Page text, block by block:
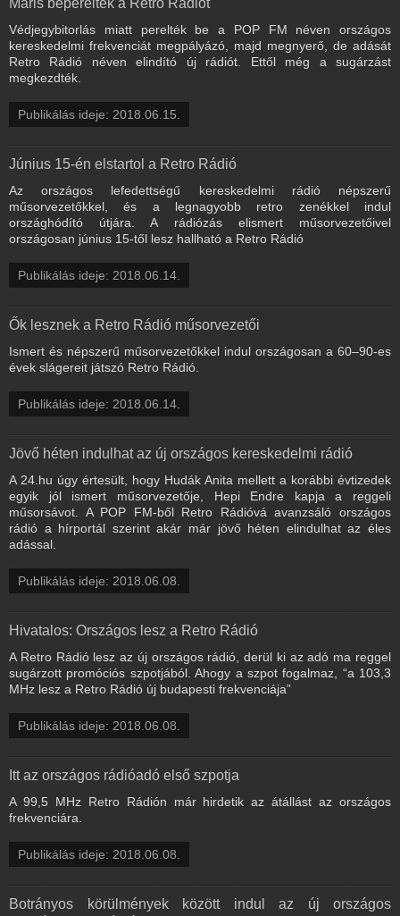
Védjegybitorlás miatt perelték be a POP FM néven országos
kereskedelmi frekvenciát megpályázó, majd megnyerő, de adását
Retro Rádió néven elindító új rádiót. Ettől még a sugárzást
megkezdték.
Publikálás ideje: 2018.06.15.
Június 15-én elstartol a Retro Rádió
Az országos lefedettségű kereskedelmi rádió népszerű
műsorvezetőkkel, és a legnagyobb retro zenékkel indul
országhódító útjára. A rádiózás elismert műsorvezetőivel
országosan június 15-től lesz hallható a Retro Rádió
Publikálás ideje: 2018.06.14.
Ők lesznek a Retro Rádió műsorvezetői
Ismert és népszerű műsorvezetőkkel indul országosan a 60–90-es
évek slágereit játszó Retro Rádió.
Publikálás ideje: 2018.06.14.
Jövő héten indulhat az új országos kereskedelmi rádió
A 24.hu úgy értesült, hogy Hudák Anita mellett a korábbi évtizedek
egyik jól ismert műsorvezetője, Hepi Endre kapja a reggeli
műsorsávot. A POP FM-ből Retro Rádióvá avanzsáló országos
rádió a hírportál szerint akár már jövő héten elindulhat az éles
adással.
Publikálás ideje: 2018.06.08.
Hivatalos: Országos lesz a Retro Rádió
A Retro Rádió lesz az új országos rádió, derül ki az adó ma reggel
sugárzott promóciós szpotjából. Ahogy a szpot fogalmaz, “a 103,3
MHz lesz a Retro Rádió új budapesti frekvenciája”
Publikálás ideje: 2018.06.08.
Itt az országos rádióadó első szpotja
A 99,5 MHz Retro Rádión már hirdetik az átállást az országos
frekvenciára.
Publikálás ideje: 2018.06.08.
Botrányos körülmények között indul az új országos